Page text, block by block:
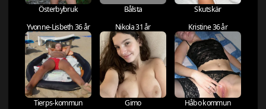
Österbybruk Bålsta
Skutskär
Yvonne-Lisbeth 36 år
Tierps-kommun
Nikola 31 år
Gimo
Kristine 36 år
Håbo kommun